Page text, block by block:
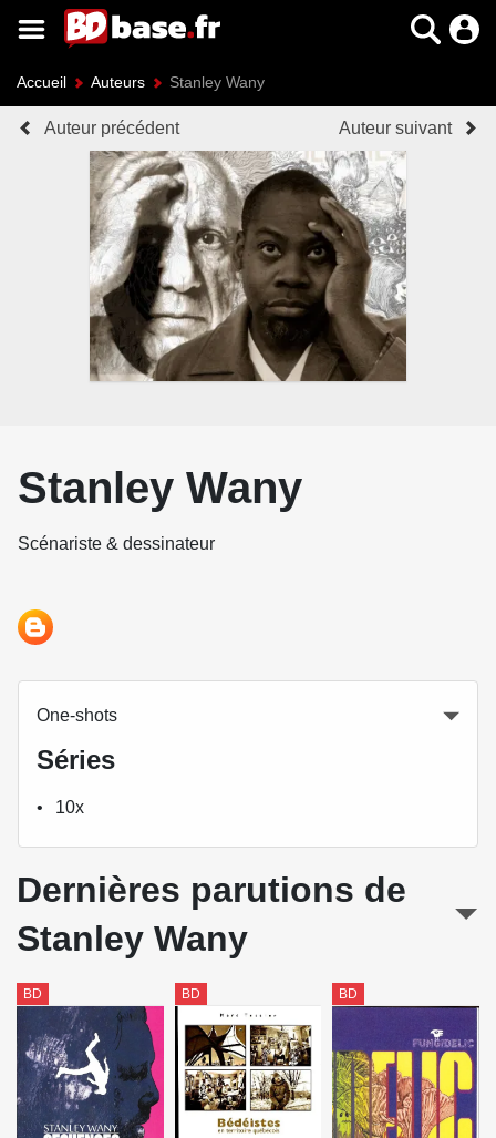
Accueil Auteurs Stanley Wany
Auteur précédent Auteur suivant
Stanley Wany
Scénariste & dessinateur
One-shots
Séries
10x
Dernières parutions de
Stanley Wany
BD BD BD